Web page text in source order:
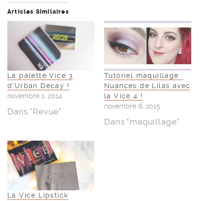
Articles Similaires
La palette Vice 3
d’Urban Decay !
novembre 1, 2014
Dans "Revue"
Tutoriel maquillage :
Nuances de Lilas avec
la Vice 4 !
novembre 8, 2015
Dans "maquillage"
La Vice Lipstick